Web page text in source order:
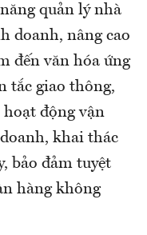
quản lý nhà
doanh, nâng cao
đến văn hóa ứng
tắc giao thông,
hoạt động vận
khai thác
bảo đảm tuyệt
hàng không